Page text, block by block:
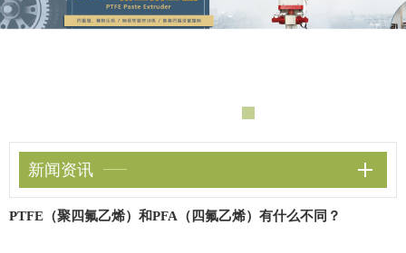
新闻资讯
PTFE（聚四氟乙烯）和PFA（四氟乙烯）有什么不同？